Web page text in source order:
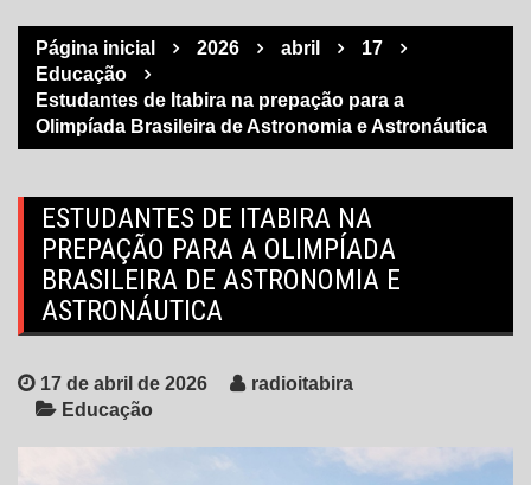
Página inicial 2026 abril
17
Educação
Estudantes de Itabira na prepação para a
Olimpíada Brasileira de Astronomia e Astronáutica
ESTUDANTES DE ITABIRA NA
PREPAÇÃO PARA A OLIMPÍADA
BRASILEIRA DE ASTRONOMIA E
ASTRONÁUTICA
17 de abril de 2026
radioitabira
Educação